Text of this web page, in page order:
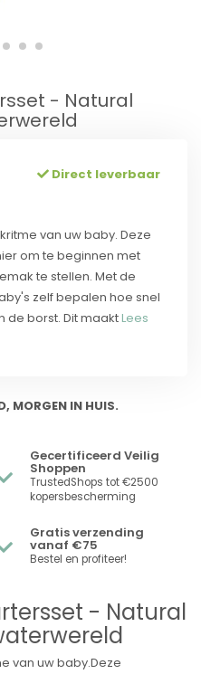
- Natural
Direct leverbaar
van uw baby. Deze
om te beginnen met
te stellen. Met de
zelf bepalen hoe snel
de borst. Dit maakt Lees
MORGEN IN HUIS.
Gecertificeerd Veilig
Shoppen
TrustedShops tot €2500
kopersbescherming
Gratis verzending
vanaf €75
Bestel en profiteer!
- Natural
van uw baby.Deze